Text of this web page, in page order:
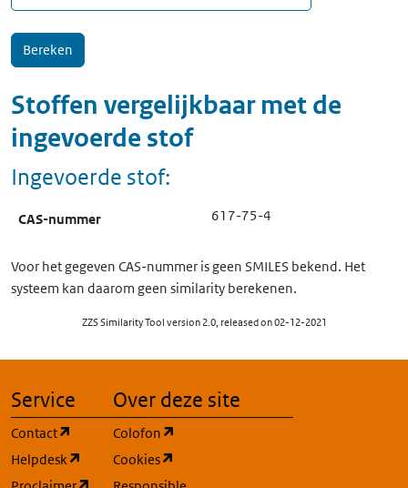
Stoffen vergelijkbaar met de
ingevoerde stof
Ingevoerde stof:
CAS-nummer 617-75-4
Voor het gegeven CAS-nummer is geen SMILES bekend. Het
systeem kan daarom geen similarity berekenen.
ZZS Similarity Tool version 2.0, released on 02-12-2021
Service
Contact
(opent in een nieuw tabblad)
Helpdesk
(opent in een nieuw tabblad)
Over deze site
Colofon
Cookies